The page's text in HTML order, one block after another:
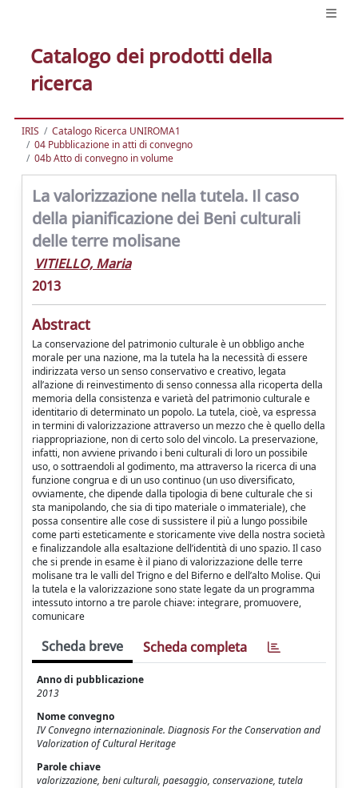
Catalogo dei prodotti della
ricerca
IRIS
Catalogo Ricerca UNIROMA1
04 Pubblicazione in atti di convegno
04b Atto di convegno in volume
La valorizzazione nella tutela. Il caso
della pianificazione dei Beni culturali
delle terre molisane
VITIELLO, Maria
2013
Abstract
La conservazione del patrimonio culturale è un obbligo anche
morale per una nazione, ma la tutela ha la necessità di essere
indirizzata verso un senso conservativo e creativo, legata
all’azione di reinvestimento di senso connessa alla ricoperta della
memoria della consistenza e varietà del patrimonio culturale e
identitario di determinato un popolo. La tutela, cioè, va espressa
in termini di valorizzazione attraverso un mezzo che è quello della
riappropriazione, non di certo solo del vincolo. La preservazione,
infatti, non avviene privando i beni culturali di loro un possibile
uso, o sottraendoli al godimento, ma attraverso la ricerca di una
funzione congrua e di un uso continuo (un uso diversificato,
ovviamente, che dipende dalla tipologia di bene culturale che si
sta manipolando, che sia di tipo materiale o immateriale), che
possa consentire alle cose di sussistere il più a lungo possibile
come parti esteticamente e storicamente vive della nostra società
e finalizzandole alla esaltazione dell’identità di uno spazio. Il caso
che si prende in esame è il piano di valorizzazione delle terre
molisane tra le valli del Trigno e del Biferno e dell’alto Molise. Qui
la tutela e la valorizzazione sono state legate da un programma
intessuto intorno a tre parole chiave: integrare, promuovere,
comunicare
Scheda breve Scheda completa
Anno di pubblicazione
2013
Nome convegno
IV Convegno internazioninale. Diagnosis For the Conservation and
Valorization of Cultural Heritage
Parole chiave
valorizzazione, beni culturali, paesaggio, conservazione, tutela